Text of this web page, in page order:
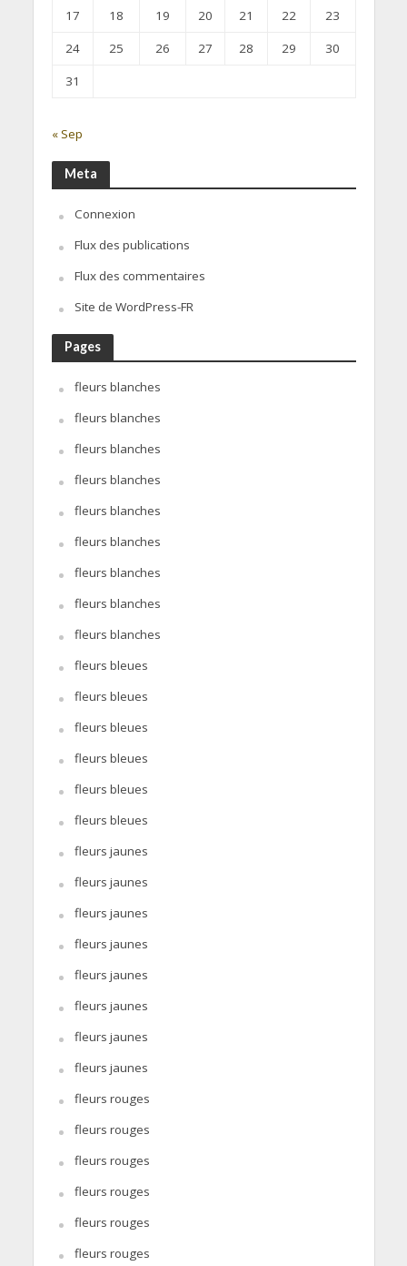
17
18 19 20 21 22
23
24
25 26 27 28 29
30
31
« Sep
Meta
Connexion
Flux des publications
Flux des commentaires
Site de WordPress-FR
Pages
fleurs blanches
fleurs blanches
fleurs blanches
fleurs blanches
fleurs blanches
fleurs blanches
fleurs blanches
fleurs blanches
fleurs blanches
fleurs bleues
fleurs bleues
fleurs bleues
fleurs bleues
fleurs bleues
fleurs bleues
fleurs jaunes
fleurs jaunes
fleurs jaunes
fleurs jaunes
fleurs jaunes
fleurs jaunes
fleurs jaunes
fleurs jaunes
fleurs rouges
fleurs rouges
fleurs rouges
fleurs rouges
fleurs rouges
fleurs rouges